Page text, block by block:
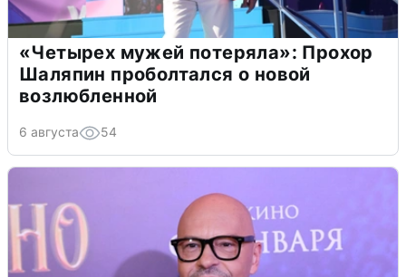
«Четырех мужей потеряла»: Прохор
Шаляпин проболтался о новой
возлюбленной
6 августа 54